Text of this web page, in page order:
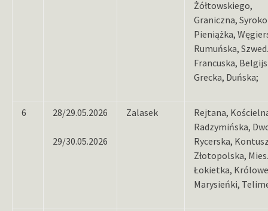
Żółtowskiego,
Graniczna,
Pieniążka,
Rumuńska,
Francuska,
Grecka, Duńska;
6 28/29.05.2026
29/30.05.2026
Zalasek
Rejtana,
Radzymińska,
Rycerska,
Złotopolska,
Łokietka,
Marysieńki,